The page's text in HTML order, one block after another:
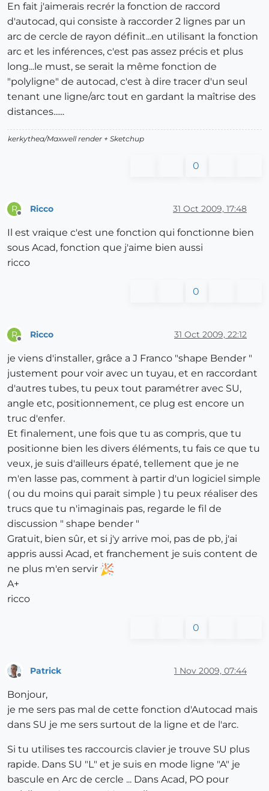
En fait j'aimerais recrér la fonction de raccord
d'autocad, qui consiste à raccorder 2 lignes par un
arc de cercle de rayon définit...en utilisant la fonction
arc et les inférences, c'est pas assez précis et plus
long...le must, se serait la même fonction de
"polyligne" de autocad, c'est à dire tracer d'un seul
tenant une ligne/arc tout en gardant la maîtrise des
distances......
kerkythea/Maxwell render + Sketchup
0
R Ricco 31 Oct 2009, 17:48
Il est vraique c'est une fonction qui fonctionne bien
sous Acad, fonction que j'aime bien aussi
ricco
0
R Ricco 31 Oct 2009, 22:12
je viens d'installer, grâce a J Franco "shape Bender "
justement pour voir avec un tuyau, et en raccordant
d'autres tubes, tu peux tout paramétrer avec SU,
angle etc, positionnement, ce plug est encore un
truc d'enfer.
Et finalement, une fois que tu as compris, que tu
positionne bien les divers éléments, tu fais ce que tu
veux, je suis d'ailleurs épaté, tellement que je ne
m'en lasse pas, comment à partir d'un logiciel simple
( ou du moins qui parait simple ) tu peux réaliser des
trucs que tu n'imaginais pas, regarde le fil de
discussion " shape bender "
Gratuit, bien sûr, et si j'y arrive moi, pas de pb, j'ai
appris aussi Acad, et franchement je suis content de
ne plus m'en servir
A+
ricco
0
Patrick 1 Nov 2009, 07:44
Bonjour,
je me sers pas mal de cette fonction d'Autocad mais
dans SU je me sers surtout de la ligne et de l'arc.
Si tu utilises tes raccourcis clavier je trouve SU plus
rapide. Dans SU "L" et je suis en mode ligne "A" je
bascule en Arc de cercle ... Dans Acad, PO pour